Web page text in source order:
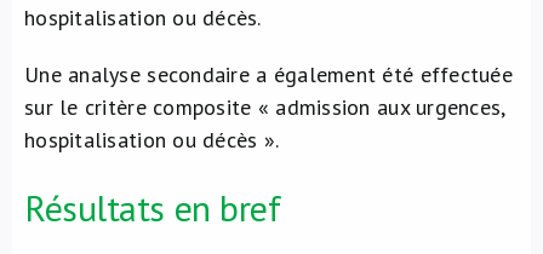
hospitalisation ou décès.
Une analyse secondaire a également été effectuée
sur le critère composite « admission aux urgences,
hospitalisation ou décès ».
Résultats en bref